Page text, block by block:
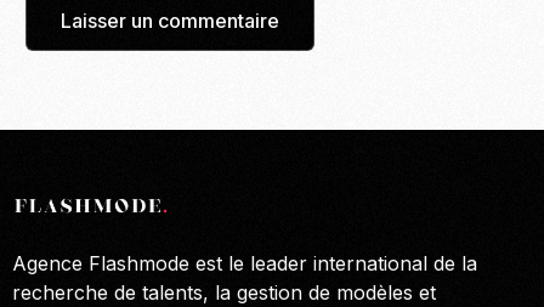
Agence Flashmode est le leader international de la
recherche de talents, la gestion de modèles et